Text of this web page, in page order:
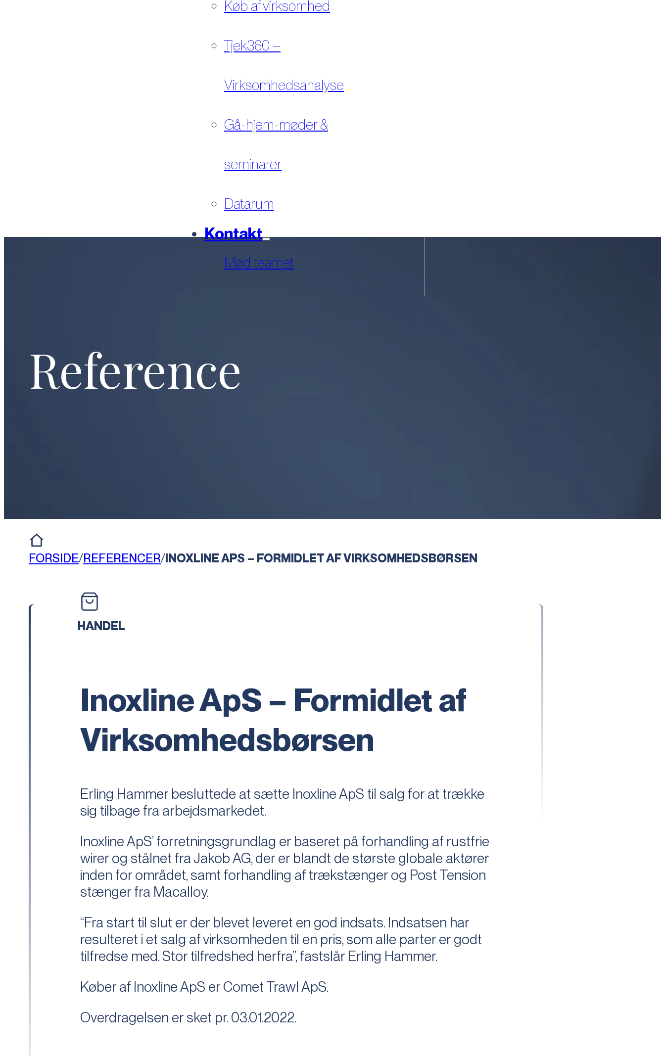
Køb af virksomhed
Tjek360 –
Virksomhedsanalyse
Gå-hjem-møder &
seminarer
Datarum
Kontakt
Mød teamet
Reference
FORSIDE/REFERENCER/INOXLINE APS – FORMIDLET AF VIRKSOMHEDSBØRSEN
HANDEL
Inoxline ApS – Formidlet af
Virksomhedsbørsen
Erling Hammer besluttede at sætte Inoxline ApS til salg for at trække
sig tilbage fra arbejdsmarkedet.
Inoxline ApS’ forretningsgrundlag er baseret på forhandling af rustfrie
wirer og stålnet fra Jakob AG, der er blandt de største globale aktører
inden for området, samt forhandling af trækstænger og Post Tension
stænger fra Macalloy.
“Fra start til slut er der blevet leveret en god indsats. Indsatsen har
resulteret i et salg af virksomheden til en pris, som alle parter er godt
tilfredse med. Stor tilfredshed herfra”, fastslår Erling Hammer.
Køber af Inoxline ApS er Comet Trawl ApS.
Overdragelsen er sket pr. 03.01.2022.